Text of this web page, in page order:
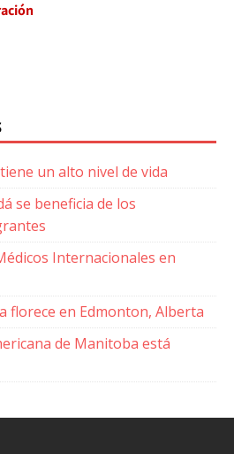
un alto nivel de vida
se beneficia de los
Internacionales en
florece en Edmonton, Alberta
de Manitoba está